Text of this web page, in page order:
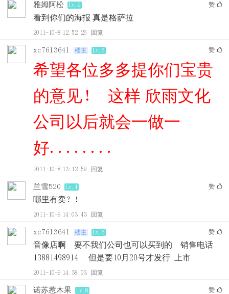
雅姆阿松 Lv.9 赞
看到你们的海报 真是格萨拉
2011-10-8 12:52:26 回复
xc7613641 楼主 Lv.6 赞
希望各位多多提你们宝贵
的意见！ 这样 欣雨文化
公司以后就会一做一
好........
2011-10-8 13:12:59 回复
兰雪520 Lv.4 赞
哪里有卖？！
2011-10-9 14:03:43 回复
xc7613641 楼主 Lv.6 赞
音像店啊 要不我们公司也可以买到的 销售电话
13881498914 但是要10月20号才发行 上市
2011-10-9 14:38:03 回复
诺苏惹木果 Lv.8 赞